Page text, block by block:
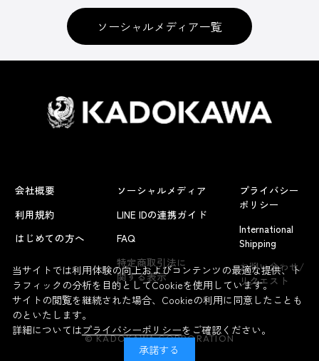
よくあるお問い合わせ
ソーシャルメディア一覧
会社概要
利用規約
はじめての方へ
ソーシャルメディア
LINE IDの連携ガイド
FAQ
特定商取引法に
関する表示
プライバシー
ポリシー
International
Shipping
お問い合わせ/
リクエスト
© KADOKAWA CORPORATION
当サイトでは利用体験の向上およびコンテンツの最適な提供、ト
ラフィックの分析を目的としてCookieを使用しています。
サイトの閲覧を継続された場合、Cookieの利用に同意したことも
のといたします。
詳細についてはプライバシーポリシーをご確認ください。
承諾する